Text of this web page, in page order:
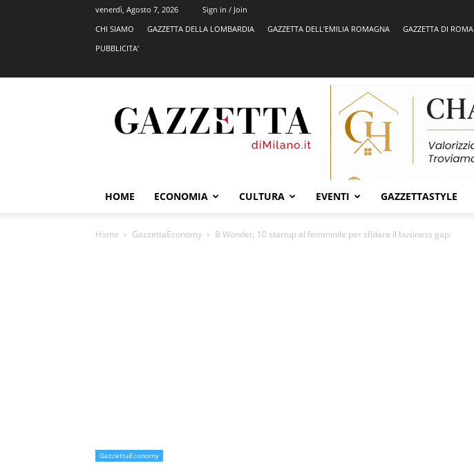
venerdì, Agosto 7, 2026
Sign in / Join
CHI SIAMO
GAZZETTA DELLA LOMBARDIA GAZZETTA DELL’EMILIA ROMAGNA GAZZETTA DI ROMA
PUBBLICITA’
HOME ECONOMIA CULTURA EVENTI GAZZETTASTYLE
Home GazzettaEconomy B Wonder, 10 startup al femminile per sfidare il business gap.
GazzettaEconomy